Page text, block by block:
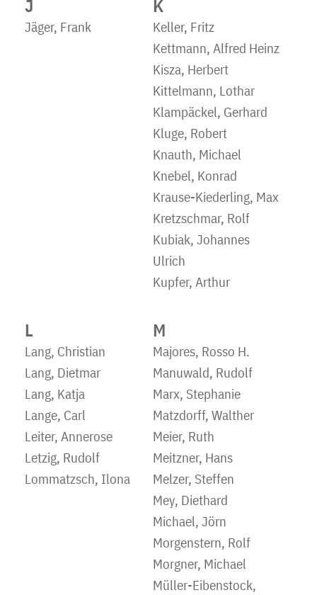
J
Jäger, Frank
K
Keller, Fritz
Kettmann, Alfred Heinz
Kisza, Herbert
Kittelmann, Lothar
Klampäckel, Gerhard
Kluge, Robert
Knauth, Michael
Knebel, Konrad
Krause-Kiederling, Max
Kretzschmar, Rolf
Kubiak, Johannes
Ulrich
Kupfer, Arthur
L
Lang, Christian
Lang, Dietmar
Lang, Katja
Lange, Carl
Leiter, Annerose
Letzig, Rudolf
Lommatzsch, Ilona
M
Majores, Rosso H.
Manuwald, Rudolf
Marx, Stephanie
Matzdorff, Walther
Meier, Ruth
Meitzner, Hans
Melzer, Steffen
Mey, Diethard
Michael, Jörn
Morgenstern, Rolf
Morgner, Michael
Müller-Eibenstock,